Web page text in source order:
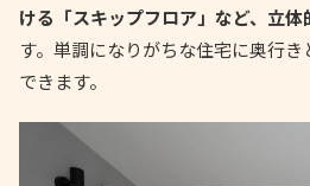
ける「スキップフロア」など、立
す。単調になりがちな住宅に奥行
できます。